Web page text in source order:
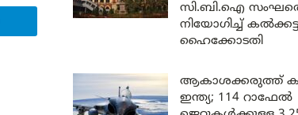
സി.ബി.ഐ
നിയോഗിച്ച് കൽക്കട്ട
ഹൈക്കോടതി
ആകാശക്കരുത്ത്
ഇന്ത്യ; 114 റാഫേൽ